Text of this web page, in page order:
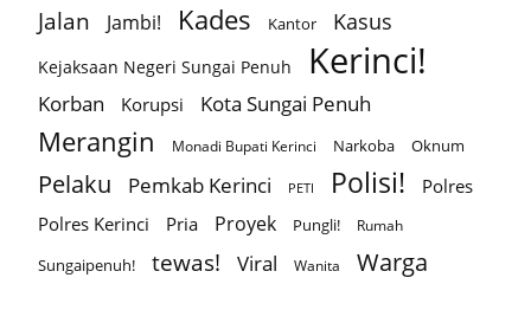
Jalan Jambi! Kades Kantor Kasus
Kejaksaan Negeri Sungai Penuh Kerinci!
Korban Korupsi Kota Sungai Penuh
Merangin Monadi Bupati Kerinci Narkoba Oknum
Pelaku Pemkab Kerinci PETI Polisi!
Polres
Polres Kerinci
Pria Proyek Pungli! Rumah
Sungaipenuh! tewas! Viral Wanita Warga